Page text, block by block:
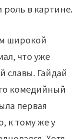
роль в картине.
широкой
что уже
славы. Гайдай
комедийный
первая
к тому же у